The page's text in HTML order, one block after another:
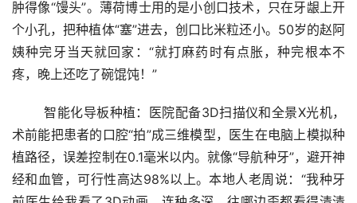
肿得像“馒头”。薄荷博士用的是小创口技术，只在牙龈上开
个小孔，把种植体“塞”进去，创口比米粒还小。50岁的赵阿
姨种完牙当天就回家：“就打麻药时有点胀，种完根本不
疼，晚上还吃了碗馄饨！”
	智能化导板种植：医院配备3D扫描仪和全景X光机，
术前能把患者的口腔“拍”成三维模型，医生在电脑上模拟种
植路径，误差控制在0.1毫米以内。就像“导航种牙”，避开神
经和血管，可行性高达98%以上。本地人老周说：“我种牙